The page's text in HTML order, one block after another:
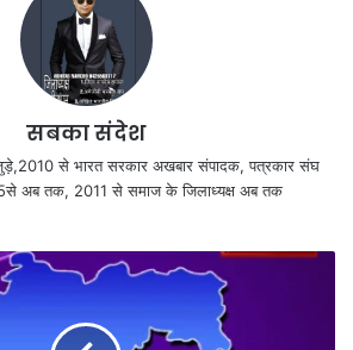
सबका संदेश
से भारत सरकार अखबार संपादक, पत्रकार संघ
अब तक, 2011 से समाज के जिलाध्यक्ष अब तक